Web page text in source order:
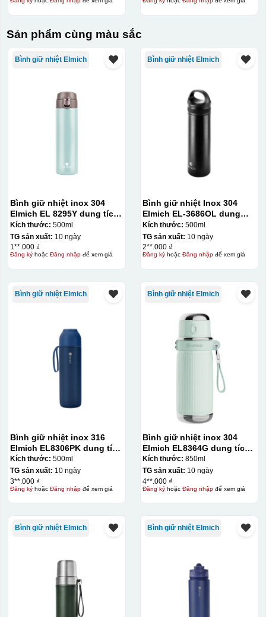
Sản phẩm cùng màu sắc
Bình giữ nhiệt Elmich
Bình giữ nhiệt inox 304
Elmich EL 8295Y dung tích
500ml
Kích thước: 500ml
TG sản xuất: 10 ngày
1**.000 ₫
Đăng kýhoặc Đăng nhậpđể xem giá
Bình giữ nhiệt Elmich
Bình giữ nhiệt Inox 304
Elmich EL-3686OL dung
tích 500ml
Kích thước: 500ml
TG sản xuất: 10 ngày
2**.000 ₫
Đăng kýhoặc Đăng nhậpđể xem giá
Bình giữ nhiệt Elmich
Bình giữ nhiệt inox 316
Elmich EL8306PK dung tích
500ml
Kích thước: 500ml
TG sản xuất: 10 ngày
3**.000 ₫
Đăng kýhoặc Đăng nhậpđể xem giá
Bình giữ nhiệt Elmich
Bình giữ nhiệt inox 304
Elmich EL8364G dung tích
850ml
Kích thước: 850ml
TG sản xuất: 10 ngày
4**.000 ₫
Đăng kýhoặc Đăng nhậpđể xem giá
Bình giữ nhiệt Elmich Bình giữ nhiệt Elmich